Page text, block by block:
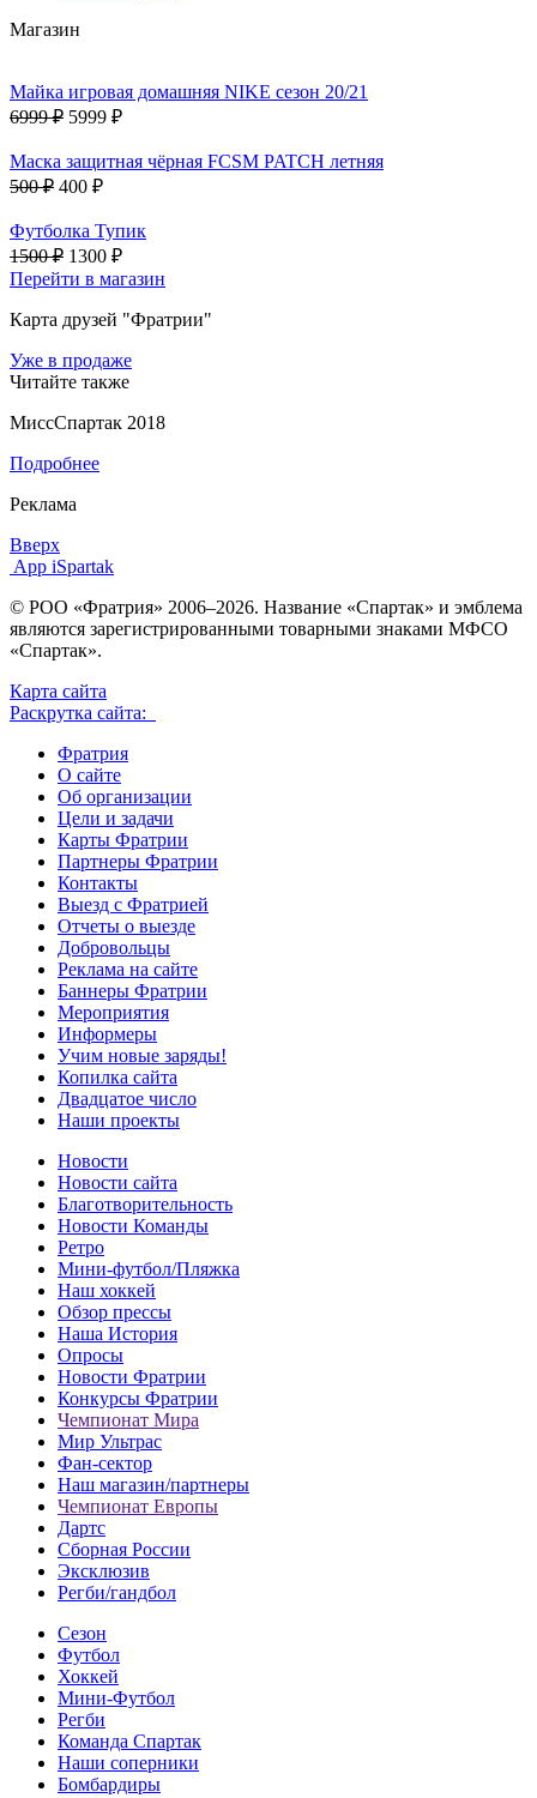
Магазин
Майка игровая домашняя NIKE сезон 20/21
6999 ₽ 5999 ₽
Маска защитная чёрная FCSM PATCH летняя
500 ₽ 400 ₽
Футболка Тупик
1500 ₽ 1300 ₽
Перейти в магазин
Карта друзей "Фратрии"
Уже в продаже
Читайте также
МиссСпартак 2018
Подробнее
Реклама
Вверх
App iSpartak
© РОО «Фратрия» 2006–2026. Название «Спартак» и эмблема
являются зарегистрированными товарными знаками МФСО
«Спартак».
Карта сайта
Раскрутка сайта:
Фратрия
О сайте
Об организации
Цели и задачи
Карты Фратрии
Партнеры Фратрии
Контакты
Выезд с Фратрией
Отчеты о выезде
Добровольцы
Реклама на сайте
Баннеры Фратрии
Мероприятия
Информеры
Учим новые заряды!
Копилка сайта
Двадцатое число
Наши проекты
Новости
Новости сайта
Благотворительность
Новости Команды
Ретро
Мини-футбол/Пляжка
Наш хоккей
Обзор прессы
Наша История
Опросы
Новости Фратрии
Конкурсы Фратрии
Чемпионат Мира
Мир Ультрас
Фан-cектор
Наш магазин/партнеры
Чемпионат Европы
Дартс
Сборная России
Эксклюзив
Регби/гандбол
Сезон
Футбол
Хоккей
Мини-Футбол
Регби
Команда Спартак
Наши соперники
Бомбардиры